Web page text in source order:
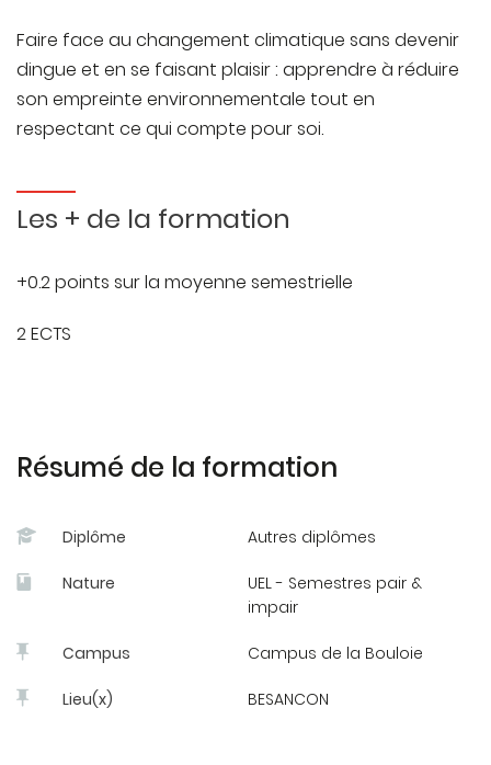
Faire face au changement climatique sans devenir
dingue et en se faisant plaisir : apprendre à réduire
son empreinte environnementale tout en
respectant ce qui compte pour soi.
Les + de la formation
+0.2 points sur la moyenne semestrielle
2 ECTS
Résumé de la formation
Diplôme Autres diplômes
Nature
UEL - Semestres pair &
impair
Campus Campus de la Bouloie
Lieu(x) BESANCON